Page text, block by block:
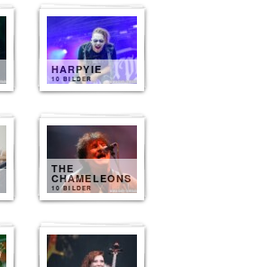
HARPYIE
10 BILDER
THE
CHAMELEONS
10 BILDER